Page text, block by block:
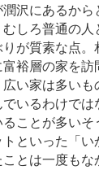
沢にあるか
しろ普通の
が質素な点
裕層の家を
い家は多いも
いるわけで
ことが多い
といった「
とは一度もな